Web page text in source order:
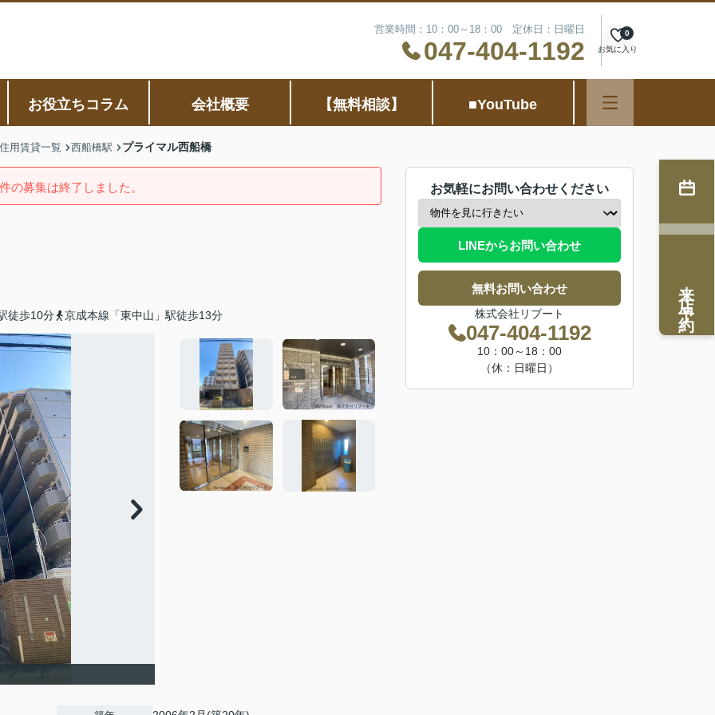
営業時間：10：00～18：00 定休日：日曜日
047-404-1192 お気に入り
0
お役立ちコラム 会社概要 【無料相談】 ■YouTube
用賃貸一覧 西船橋駅 プライマル西船橋
の募集は終了しました。
徒歩10分 京成本線「東中山」駅徒歩13分
お気軽にお問い合わせください
LINEからお問い合わせ
無料お問い合わせ
株式会社リブート
047-404-1192
10：00～18：00
（休：日曜日）
来店予約